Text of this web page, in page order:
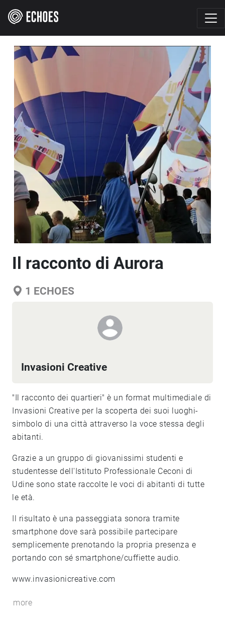
Il racconto di Aurora
1 ECHOES
Invasioni Creative
"Il racconto dei quartieri" è un format multimediale di
Invasioni Creative per la scoperta dei suoi luoghi-
simbolo di una città attraverso la voce stessa degli
abitanti.
Grazie a un gruppo di giovanissimi studenti e
studentesse dell'Istituto Professionale Ceconi di
Udine sono state raccolte le voci di abitanti di tutte
le età.
Il risultato è una passeggiata sonora tramite
smartphone dove sarà possibile partecipare
semplicemente prenotando la propria presenza e
portando con sé smartphone/cuffiette audio.
www.invasionicreative.com
more